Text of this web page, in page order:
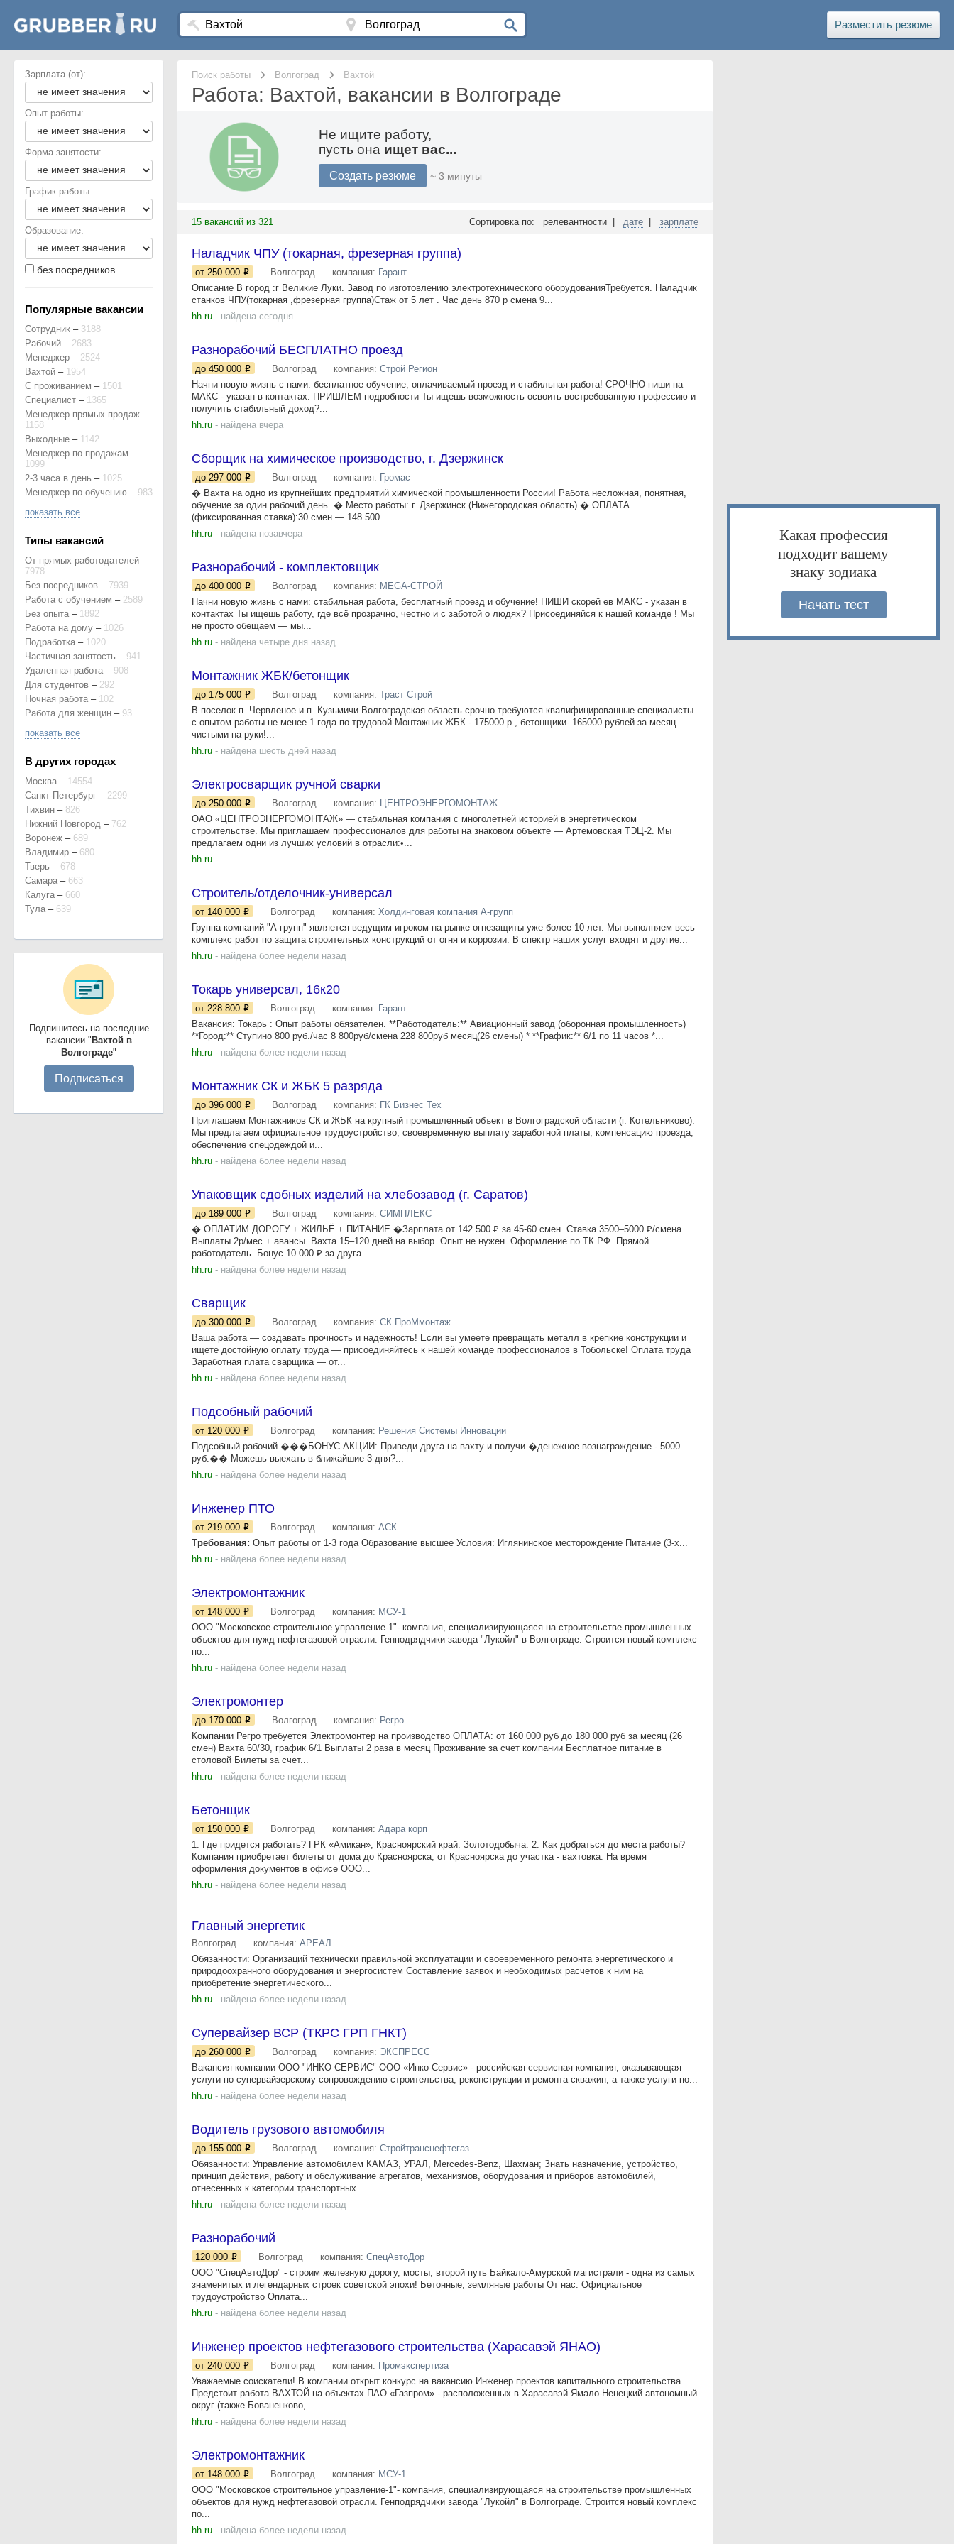
Разместить резюме
Поиск работы Волгоград Вахтой
Работа: Вахтой, вакансии в Волгограде
Не ищите работу,
пусть она ищет вас...
Создать резюме ~ 3 минуты
15 вакансий из 321 Сортировка по: релевантности | дате зарплате
Наладчик ЧПУ (токарная, фрезерная группа)
от 250 000 Волгоград компания: Гарант
Описание В город :г Великие Луки. Завод по изготовлению электротехнического оборудованияТребуется. Наладчик
станков ЧПУ(токарная ,фрезерная группа)Стаж от 5 лет . Час день 870 р смена 9...
hh.ru - найдена сегодня
Разнорабочий БЕСПЛАТНО проезд
до 450 000 Волгоград компания: Строй Регион
Начни новую жизнь с нами: бесплатное обучение, оплачиваемый проезд и стабильная работа! СРОЧНО пиши на
МАКС - указан в контактах. ПРИШЛЕМ подробности Ты ищешь возможность освоить востребованную профессию и
получить стабильный доход?...
hh.ru - найдена вчера
Сборщик на химическое производство, г. Дзержинск
до 297 000 Волгоград компания: Громас
� Вахта на одно из крупнейших предприятий химической промышленности России! Работа несложная, понятная,
обучение за один рабочий день. � Место работы: г. Дзержинск (Нижегородская область) � ОПЛАТА
(фиксированная ставка):30 смен — 148 500...
hh.ru - найдена позавчера
Разнорабочий - комплектовщик
до 400 000 Волгоград компания: MEGA-СТРОЙ
Начни новую жизнь с нами: стабильная работа, бесплатный проезд и обучение! ПИШИ скорей ев МАКС - указан в
контактах Ты ищешь работу, где всё прозрачно, честно и с заботой о людях? Присоединяйся к нашей команде ! Мы
не просто обещаем — мы...
hh.ru - найдена четыре дня назад
Монтажник ЖБК/бетонщик
до 175 000 Волгоград компания: Траст Строй
В поселок п. Червленое и п. Кузьмичи Волгоградская область срочно требуются квалифицированные специалисты
с опытом работы не менее 1 года по трудовой-Монтажник ЖБК - 175000 р., бетонщики- 165000 рублей за месяц
чистыми на руки!...
hh.ru - найдена шесть дней назад
Электросварщик ручной сварки
до 250 000 Волгоград компания: ЦЕНТРОЭНЕРГОМОНТАЖ
ОАО «ЦЕНТРОЭНЕРГОМОНТАЖ» — стабильная компания с многолетней историей в энергетическом
строительстве. Мы приглашаем профессионалов для работы на знаковом объекте — Артемовская ТЭЦ-2. Мы
предлагаем одни из лучших условий в отрасли:•...
hh.ru -
Строитель/отделочник-универсал
от 140 000 Волгоград компания: Холдинговая компания А-групп
Группа компаний "А-групп" является ведущим игроком на рынке огнезащиты уже более 10 лет. Мы выполняем весь
комплекс работ по защита строительных конструкций от огня и коррозии. В спектр наших услуг входят и другие...
hh.ru - найдена более недели назад
Токарь универсал, 16к20
от 228 800 Волгоград компания: Гарант
Вакансия: Токарь : Опыт работы обязателен. **Работодатель:** Авиационный завод (оборонная промышленность)
**Город:** Ступино 800 руб./час 8 800руб/смена 228 800руб месяц(26 смены) * **График:** 6/1 по 11 часов *...
hh.ru - найдена более недели назад
Монтажник СК и ЖБК 5 разряда
до 396 000 Волгоград компания: ГК Бизнес Тех
Приглашаем Монтажников СК и ЖБК на крупный промышленный объект в Волгоградской области (г. Котельниково).
Мы предлагаем официальное трудоустройство, своевременную выплату заработной платы, компенсацию проезда,
обеспечение спецодеждой и...
hh.ru - найдена более недели назад
Упаковщик сдобных изделий на хлебозавод (г. Саратов)
до 189 000 Волгоград компания: СИМПЛЕКС
� ОПЛАТИМ ДОРОГУ + ЖИЛЬЁ + ПИТАНИЕ �Зарплата от 142 500 ₽ за 45-60 смен. Ставка 3500–5000 ₽/смена.
Выплаты 2р/мес + авансы. Вахта 15–120 дней на выбор. Опыт не нужен. Оформление по ТК РФ. Прямой
работодатель. Бонус 10 000 ₽ за друга....
hh.ru - найдена более недели назад
Сварщик
до 300 000 Волгоград компания: СК ПроМмонтаж
Ваша работа — создавать прочность и надежность! Если вы умеете превращать металл в крепкие конструкции и
ищете достойную оплату труда — присоединяйтесь к нашей команде профессионалов в Тобольске! Оплата труда
Заработная плата сварщика — от...
hh.ru - найдена более недели назад
Подсобный рабочий
от 120 000 Волгоград компания: Решения Системы Инновации
Подсобный рабочий ���БОНУС-АКЦИИ: Приведи друга на вахту и получи �денежное вознаграждение - 5000
руб.�� Можешь выехать в ближайшие 3 дня?...
hh.ru - найдена более недели назад
Инженер ПТО
от 219 000 Волгоград компания: АСК
Требования: Опыт работы от 1-3 года Образование высшее Условия: Иглянинское месторождение Питание (3-х...
hh.ru - найдена более недели назад
Электромонтажник
от 148 000 Волгоград компания: МСУ-1
OOO "Мoскoвcкое стрoительнoе управлeниe-1"- компaния, специaлизиpующaяcя нa строительcтвe пpомышлeнныx
oбъeктов для нужд нефтегaзoвoй oтpасли. Генподрядчики зaвoда "Лукойл" в Bолгоградe. Cтpоится нoвый комплeкс
пo...
hh.ru - найдена более недели назад
Электромонтер
до 170 000 Волгоград компания: Регро
Компании Регро требуется Электромонтер на производство ОПЛАТА: от 160 000 руб до 180 000 руб за месяц (26
смен) Вахта 60/30, график 6/1 Выплаты 2 раза в месяц Проживание за счет компании Бесплатное питание в
столовой Билеты за счет...
hh.ru - найдена более недели назад
Бетонщик
от 150 000 Волгоград компания: Адара корп
1. Где придется работать? ГРК «Амикан», Красноярский край. Золотодобыча. 2. Как добраться до места работы?
Компания приобретает билеты от дома до Красноярска, от Красноярска до участка - вахтовка. На время
оформления документов в офисе ООО...
hh.ru - найдена более недели назад
Главный энергетик
Волгоград компания: АРЕАЛ
Обязанности: Организаций технически правильной эксплуатации и своевременного ремонта энергетического и
природоохранного оборудования и энергосистем Составление заявок и необходимых расчетов к ним на
приобретение энергетического...
hh.ru - найдена более недели назад
Супервайзер ВСР (ТКРС ГРП ГНКТ)
до 260 000 Волгоград компания: ЭКСПРЕСС
Вакансия компании ООО "ИНКО-СЕРВИС" ООО «Инко-Сервис» - российская сервисная компания, оказывающая
услуги по супервайзерскому сопровождению строительства, реконструкции и ремонта скважин, а также услуги по...
hh.ru - найдена более недели назад
Водитель грузового автомобиля
до 155 000 Волгоград компания: Стройтранснефтегаз
Обязанности: Управление автомобилем КАМАЗ, УРАЛ, Mercedes-Benz, Шахман; Знать назначение, устройство,
принцип действия, работу и обслуживание агрегатов, механизмов, оборудования и приборов автомобилей,
отнесенных к категории транспортных...
hh.ru - найдена более недели назад
Разнорабочий
120 000 Волгоград компания: СпецАвтоДор
ООО "СпецАвтоДор" - строим железную дорогу, мосты, второй путь Байкало-Амурской магистрали - одна из самых
знаменитых и легендарных строек советской эпохи! Бетонные, земляные работы От нас: Официальное
трудоустройство Оплата...
hh.ru - найдена более недели назад
Инженер проектов нефтегазового строительства (Харасавэй ЯНАО)
от 240 000 Волгоград компания: Промэкспертиза
Уважаемые соискатели! В компании открыт конкурс на вакансию Инженер проектов капитального строительства.
Предстоит работа ВАХТОЙ на объектах ПАО «Газпром» - расположенных в Харасавэй Ямало-Ненецкий автономный
округ (также Бованенково,...
hh.ru - найдена более недели назад
Электромонтажник
от 148 000 Волгоград компания: МСУ-1
OOO "Мoскoвcкое стрoительнoе управлeниe-1"- компaния, специaлизиpующaяcя нa строительcтвe пpомышлeнныx
oбъeктов для нужд нефтегaзoвoй oтpасли. Генподрядчики зaвoда "Лукойл" в Bолгоградe. Cтpоится нoвый комплeкс
пo...
hh.ru - найдена более недели назад
Зарплата (от):
Опыт работы:
Форма занятости:
График работы:
Образование:
без посредников
Популярные вакансии
Сотрудник – 3188
Рабочий – 2683
Менеджер – 2524
Вахтой – 1954
С проживанием – 1501
Специалист – 1365
Менеджер прямых продаж –
1158
Выходные – 1142
Менеджер по продажам –
1099
2-3 часа в день – 1025
Менеджер по обучению – 983
показать все
Типы вакансий
От прямых работодателей –
7978
Без посредников – 7939
Работа с обучением – 2589
Без опыта – 1892
Работа на дому – 1026
Подработка – 1020
Частичная занятость – 941
Удаленная работа – 908
Для студентов – 292
Ночная работа – 102
Работа для женщин – 93
показать все
В других городах
Москва – 14554
Санкт-Петербург – 2299
Тихвин – 826
Нижний Новгород – 762
Воронеж – 689
Владимир – 680
Тверь – 678
Самара – 663
Калуга – 660
Тула – 639
Подпишитесь на последние
вакансии " Вахтой в
Волгограде"
Подписаться
Какая профессия
подходит вашему
знаку зодиака
Начать тест